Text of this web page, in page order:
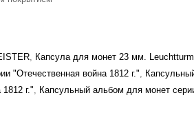
, Капсула для монет 23 мм.
"Отечественная война 1812 г.",
г.", Капсульный альбом для монет